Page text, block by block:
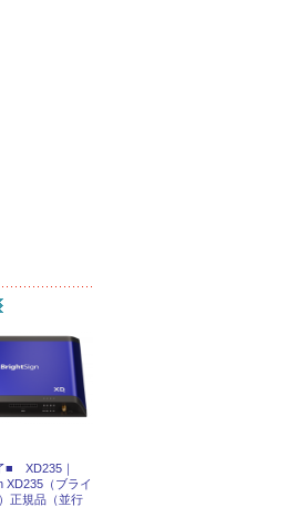
■ XD235｜
XD235（ブライ
正規品（並行